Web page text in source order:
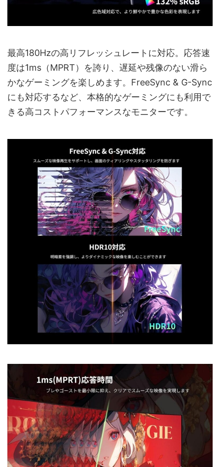
最高180Hzの高リフレッシュレートに対応。応答速
度は1ms（MPRT）を誇り、遅延や残像のない滑ら
かなゲーミングを楽しめます。FreeSync & G-Sync
にも対応するなど、本格的なゲーミングにも利用で
きる高コストパフォーマンスなモニターです。